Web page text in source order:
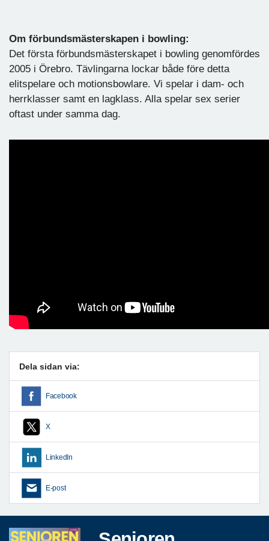
Om förbundsmästerskapen i bowling:
Det första förbundsmästerskapet i bowling genomfördes
2005 i Örebro. Tävlingarna lockar både före detta
elitspelare och motionsbowlare. Vi spelar i dam- och
herrklasser samt en lagklass. Alla spelar sex serier
oftast under samma dag.
Dela sidan via:
Facebook
X
LinkedIn
E-post